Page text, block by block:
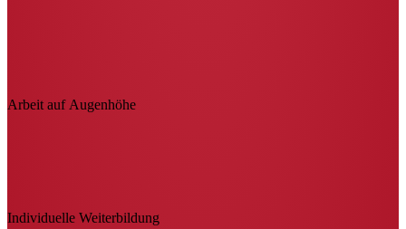
Arbeit auf Augenhöhe
Individuelle Weiterbildung